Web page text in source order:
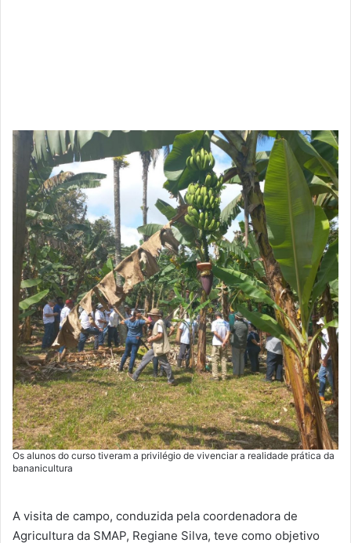
Os alunos do curso tiveram a privilégio de vivenciar a realidade prática da
bananicultura
A visita de campo, conduzida pela coordenadora de
Agricultura da SMAP, Regiane Silva, teve como objetivo